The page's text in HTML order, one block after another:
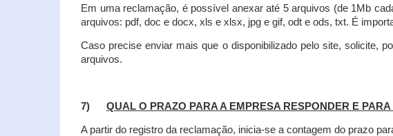
Em uma reclamação, é possível anexar até 5 arquivos (de 1Mb
arquivos: pdf, doc e docx, xls e xlsx, jpg e gif, odt e ods, txt. É
Caso precise enviar mais que o disponibilizado pelo site, solicite,
arquivos.
7) QUAL O PRAZO PARA A EMPRESA RESPONDER E
A partir do registro da reclamação, inicia-se a contagem do prazo